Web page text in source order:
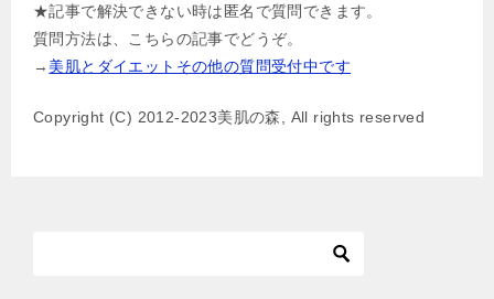
★記事で解決できない時は匿名で質問できます。
質問方法は、こちらの記事でどうぞ。
→ 美肌とダイエットその他の質問受付中です
Copyright (C) 2012-2023美肌の森, All rights reserved